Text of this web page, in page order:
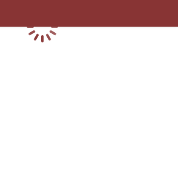
Chargement